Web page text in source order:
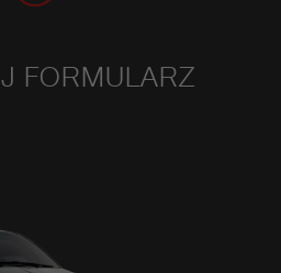
FORMULARZ